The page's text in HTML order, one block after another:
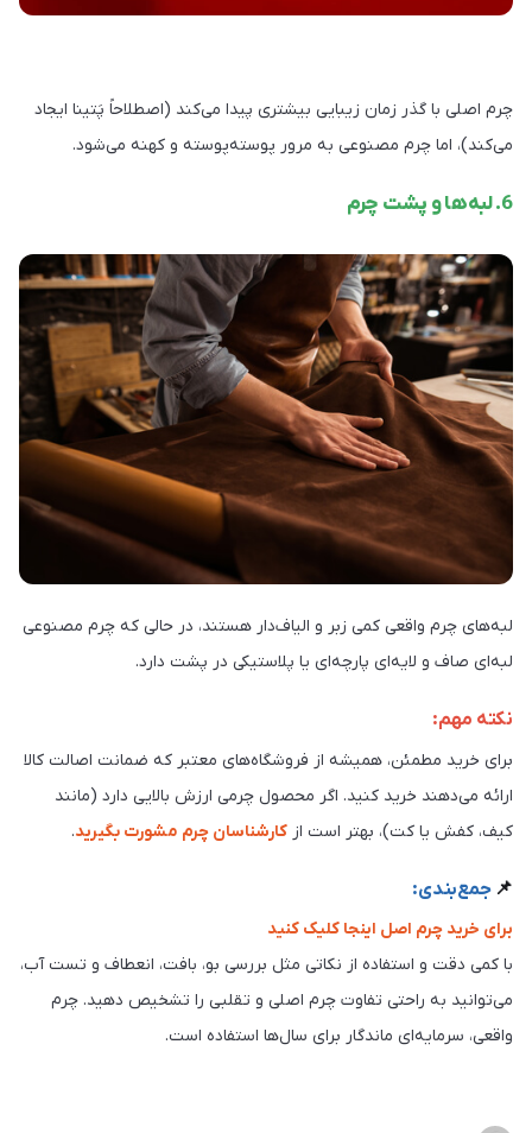
چرم اصلی با گذر زمان زیبایی بیشتری پیدا می‌کند (اصطلاحاً پَتینا ایجاد
می‌کند)، اما چرم مصنوعی به مرور پوسته‌پوسته و کهنه می‌شود.
6. لبه‌ها و پشت چرم
لبه‌های چرم واقعی کمی زبر و الیاف‌دار هستند، در حالی که چرم مصنوعی
لبه‌ای صاف و لایه‌ای پارچه‌ای یا پلاستیکی در پشت دارد.
نکته مهم:
برای خرید مطمئن، همیشه از فروشگاه‌های معتبر که ضمانت اصالت کالا
ارائه می‌دهند خرید کنید. اگر محصول چرمی ارزش بالایی دارد (مانند
کیف، کفش یا کت)، بهتر است از کارشناسان چرم مشورت بگیرید.
📌جمع‌بندی:
برای خرید چرم اصل اینجا کلیک کنید
با کمی دقت و استفاده از نکاتی مثل بررسی بو، بافت، انعطاف و تست آب،
می‌توانید به راحتی تفاوت چرم اصلی و تقلبی را تشخیص دهید. چرم
واقعی، سرمایه‌ای ماندگار برای سال‌ها استفاده است.